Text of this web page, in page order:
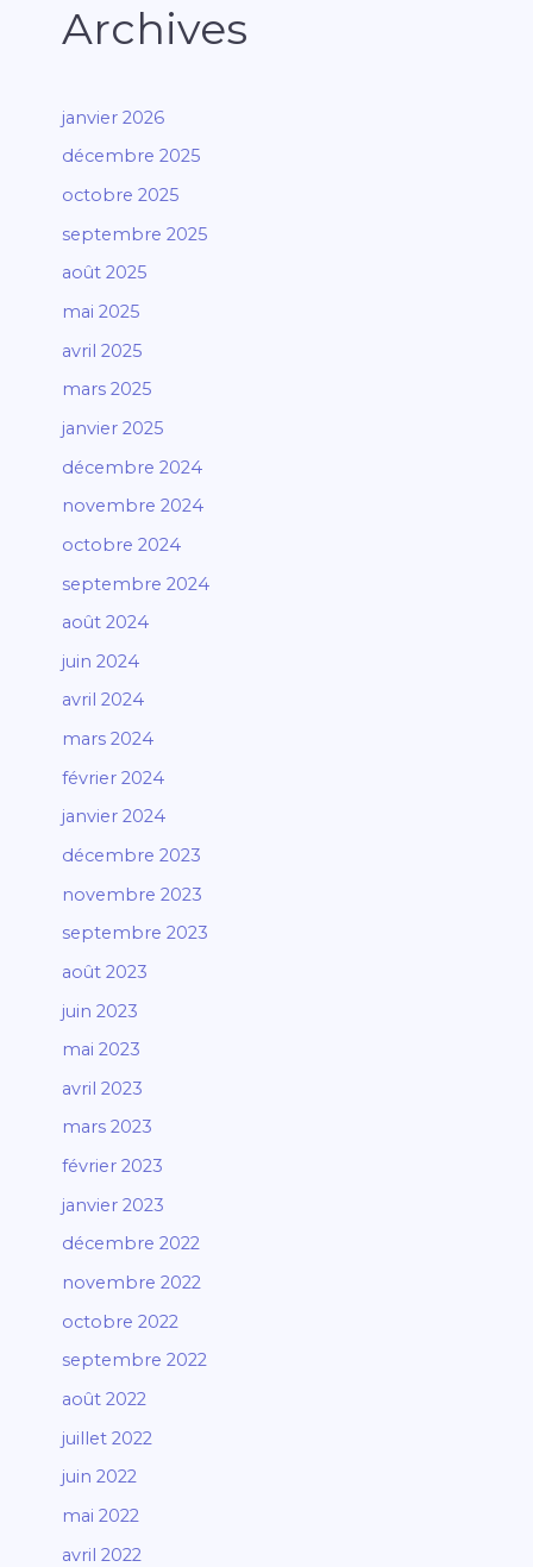
Archives
janvier 2026
décembre 2025
octobre 2025
septembre 2025
août 2025
mai 2025
avril 2025
mars 2025
janvier 2025
décembre 2024
novembre 2024
octobre 2024
septembre 2024
août 2024
juin 2024
avril 2024
mars 2024
février 2024
janvier 2024
décembre 2023
novembre 2023
septembre 2023
août 2023
juin 2023
mai 2023
avril 2023
mars 2023
février 2023
janvier 2023
décembre 2022
novembre 2022
octobre 2022
septembre 2022
août 2022
juillet 2022
juin 2022
mai 2022
avril 2022